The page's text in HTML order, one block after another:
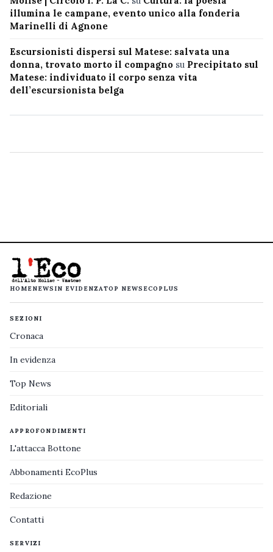
illumina le campane, evento unico alla fonderia
Marinelli di Agnone
Escursionisti dispersi sul Matese: salvata una
donna, trovato morto il compagno su Precipitato sul
Matese: individuato il corpo senza vita
dell’escursionista belga
HOMENEWS IN EVIDENZATOP NEWS ECOPLUS
SEZIONI
Cronaca
In evidenza
Top News
Editoriali
APPROFONDIMENTI
L'attacca Bottone
Abbonamenti EcoPlus
Redazione
Contatti
SERVIZI